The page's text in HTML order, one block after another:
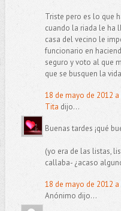
Triste pero es lo que
cuando la riada le ha
casa del vecino le
funcionario en
seguro y voto al que
que se busquen la
18 de mayo de 2012 a
Tita dijo...
Buenas tardes ¡qué
(yo era de las listas,
callaba- ¿acaso
18 de mayo de 2012 a
Anónimo dijo...